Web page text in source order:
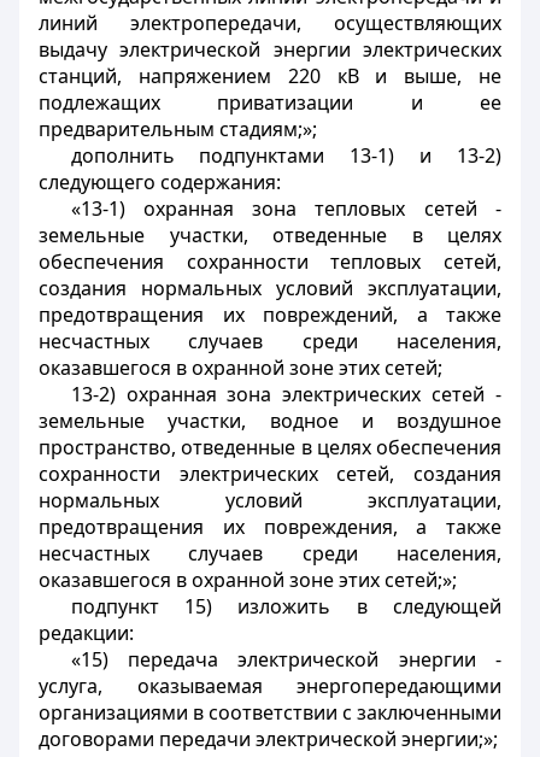
линий электропередачи, осуществляющих
выдачу электрической энергии электрических
станций, напряжением 220 кВ и выше, не
подлежащих приватизации и ее
предварительным стадиям;»;
дополнить подпунктами 13-1) и 13-2)
следующего содержания:
«13-1) охранная зона тепловых сетей -
земельные участки, отведенные в целях
обеспечения сохранности тепловых сетей,
создания нормальных условий эксплуатации,
предотвращения их повреждений, а также
несчастных случаев среди населения,
оказавшегося в охранной зоне этих сетей;
13-2) охранная зона электрических сетей -
земельные участки, водное и воздушное
пространство, отведенные в целях обеспечения
сохранности электрических сетей, создания
нормальных условий эксплуатации,
предотвращения их повреждения, а также
несчастных случаев среди населения,
оказавшегося в охранной зоне этих сетей;»;
подпункт 15) изложить в следующей
редакции:
«15) передача электрической энергии -
услуга, оказываемая энергопередающими
организациями в соответствии с заключенными
договорами передачи электрической энергии;»;